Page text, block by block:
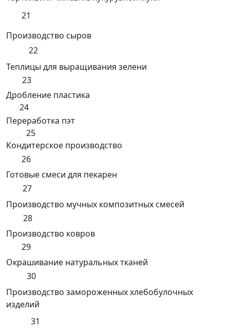
21
Производство сыров
22
Теплицы для выращивания зелени
23
Дробление пластика
24
Переработка пэт
25
Кондитерское производство
26
Готовые смеси для пекарен
27
Производство мучных композитных смесей
28
Производство ковров
29
Окрашивание натуральных тканей
30
Производство замороженных хлебобулочных
изделий
31